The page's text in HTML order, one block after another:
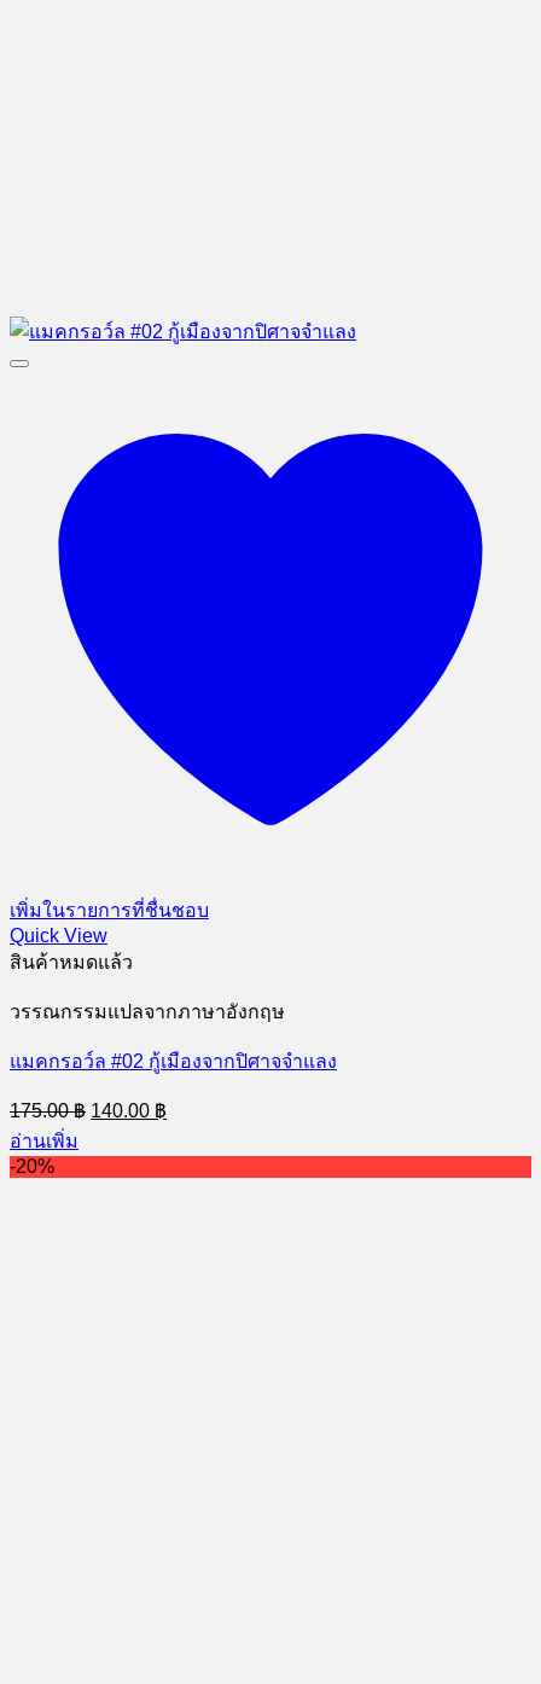
เพิ่มในรายการที่ชื่นชอบ
Quick View
สินค้าหมดแล้ว
วรรณกรรมแปลจากภาษาอังกฤษ
แมคกรอว์ล #02 กู้เมืองจากปิศาจจำแลง
175.00฿ Original
price
175.00 ฿.
140.00 ฿
price
140.00 ฿.
อ่านเพิ่ม
-20%